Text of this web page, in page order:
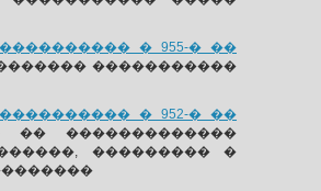
� 955-� ��
�����������
� 952-� ��
�� �������������
��������� �